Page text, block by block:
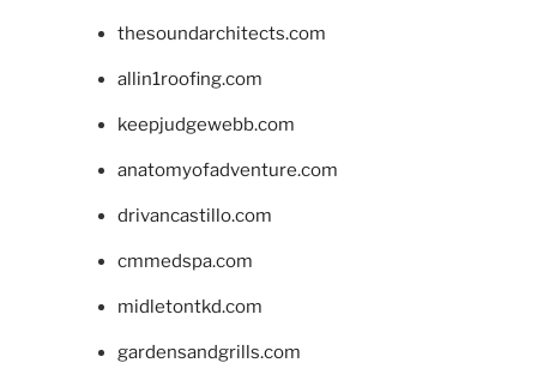
thesoundarchitects.com
allin1roofing.com
keepjudgewebb.com
anatomyofadventure.com
drivancastillo.com
cmmedspa.com
midletontkd.com
gardensandgrills.com